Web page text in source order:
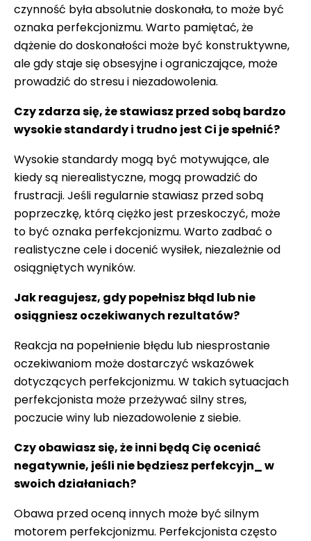
czynność była absolutnie doskonała, to może być
oznaka perfekcjonizmu. Warto pamiętać, że
dążenie do doskonałości może być konstruktywne,
ale gdy staje się obsesyjne i ograniczające, może
prowadzić do stresu i niezadowolenia.
Czy zdarza się, że stawiasz przed sobą bardzo
wysokie standardy i trudno jest Ci je spełnić?
Wysokie standardy mogą być motywujące, ale
kiedy są nierealistyczne, mogą prowadzić do
frustracji. Jeśli regularnie stawiasz przed sobą
poprzeczkę, którą ciężko jest przeskoczyć, może
to być oznaka perfekcjonizmu. Warto zadbać o
realistyczne cele i docenić wysiłek, niezależnie od
osiągniętych wyników.
Jak reagujesz, gdy popełnisz błąd lub nie
osiągniesz oczekiwanych rezultatów?
Reakcja na popełnienie błędu lub niesprostanie
oczekiwaniom może dostarczyć wskazówek
dotyczących perfekcjonizmu. W takich sytuacjach
perfekcjonista może przeżywać silny stres,
poczucie winy lub niezadowolenie z siebie.
Czy obawiasz się, że inni będą Cię oceniać
negatywnie, jeśli nie będziesz perfekcyjn_ w
swoich działaniach?
Obawa przed oceną innych może być silnym
motorem perfekcjonizmu. Perfekcjonista często